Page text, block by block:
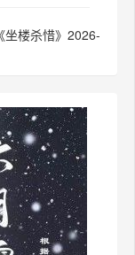
楼杀惜》2026-